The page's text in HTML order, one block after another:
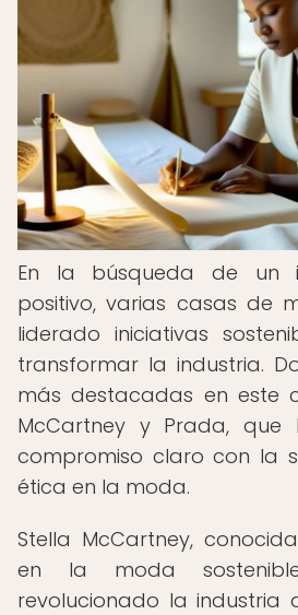
En la búsqueda de un
positivo, varias casas de
liderado iniciativas
transformar la industria.
más destacadas en este
McCartney y Prada, que
compromiso claro con la
ética en la moda.
Stella McCartney,
en la moda
revolucionado la industria